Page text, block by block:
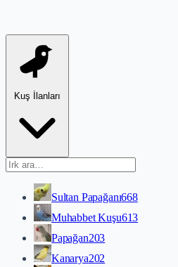
Kuş İlanları
Sultan Papağanı668
Muhabbet Kuşu613
Papağan203
Kanarya202